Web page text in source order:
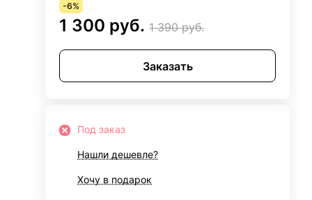
-6%
1 300 руб. 1 390 руб.
Заказать
Под заказ
Нашли дешевле?
Хочу в подарок